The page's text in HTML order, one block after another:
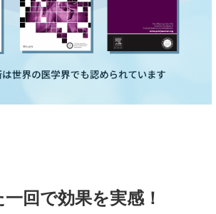
回で効果を実感！